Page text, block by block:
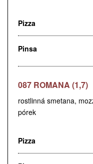
Pizza
Pinsa
087 ROMANA (1,7)
rostlinná smetana,
pórek
Pizza